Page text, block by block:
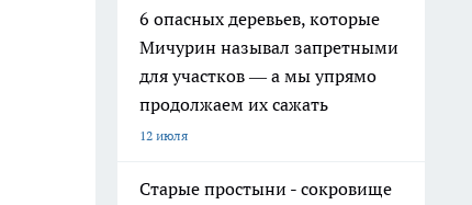
6 опасных деревьев, которые
Мичурин называл запретными
для участков — а мы упрямо
продолжаем их сажать
12 июля
Старые простыни - сокровище